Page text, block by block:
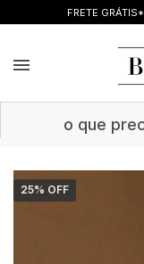
FRETE GRÁTIS*
25% OFF